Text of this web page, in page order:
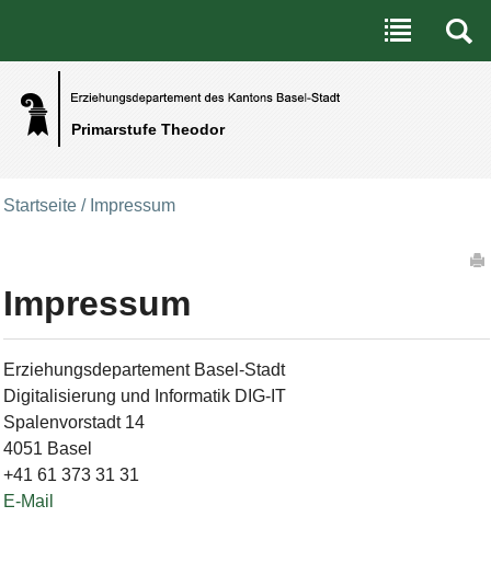
Primarstufe Theodor
Benutzerspezifische Werkzeuge
Direkt zum Inhalt|Direkt zur Navigation
Startseite / Impressum
Impressum
Erziehungsdepartement Basel-Stadt
Digitalisierung und Informatik DIG-IT
Spalenvorstadt 14
4051 Basel
+41 61 373 31 31
E-Mail